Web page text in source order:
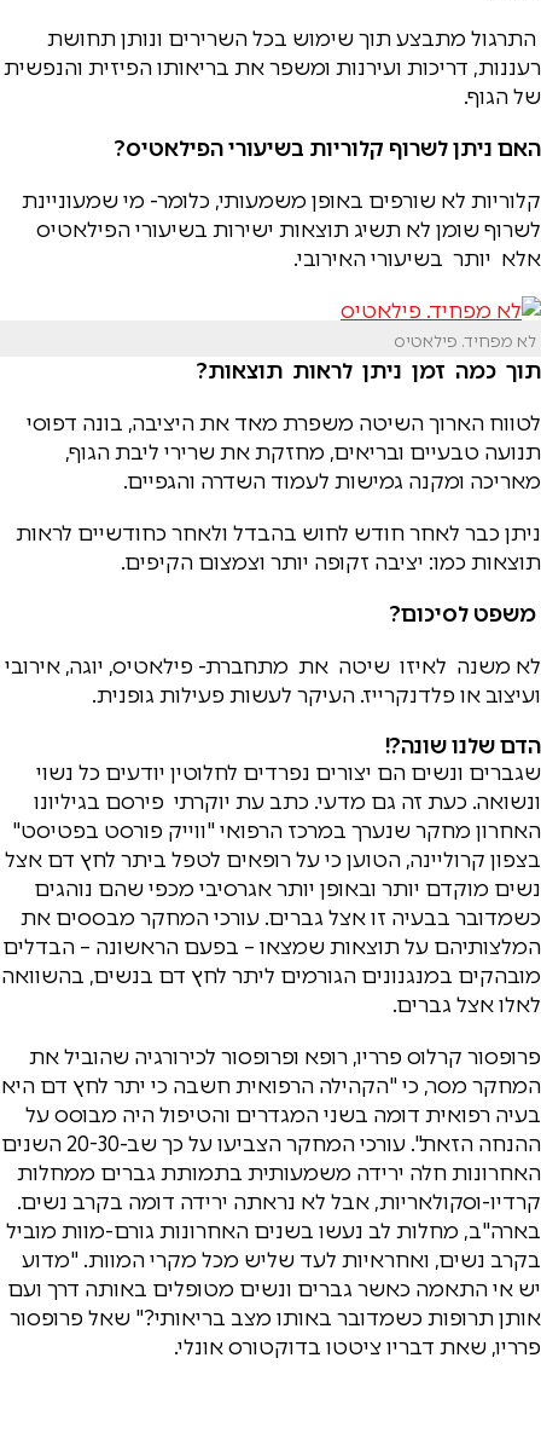
התרגול מתבצע תוך שימוש בכל השרירים ונותן תחושת
רעננות, דריכות ועירנות ומשפר את בריאותו הפיזית והנפשית
של הגוף.
האם ניתן לשרוף קלוריות בשיעורי הפילאטיס?
קלוריות לא שורפים באופן משמעותי, כלומר- מי שמעוניינת
לשרוף שומן לא תשיג תוצאות ישירות בשיעורי הפילאטיס
אלא יותר בשיעורי האירובי.
לא מפחיד. פילאטיס
תוך כמה זמן ניתן לראות תוצאות?
לטווח הארוך השיטה משפרת מאד את היציבה, בונה דפוסי
תנועה טבעיים ובריאים, מחזקת את שרירי ליבת הגוף,
מאריכה ומקנה גמישות לעמוד השדרה והגפיים.
ניתן כבר לאחר חודש לחוש בהבדל ולאחר כחודשיים לראות
תוצאות כמו: יציבה זקופה יותר וצמצום הקיפים.
משפט לסיכום?
לא משנה לאיזו שיטה את מתחברת- פילאטיס, יוגה, אירובי
ועיצוב או פלדנקרייז. העיקר לעשות פעילות גופנית.
הדם שלנו שונה?!
שגברים ונשים הם יצורים נפרדים לחלוטין יודעים כל נשוי
ונשואה. כעת זה גם מדעי. כתב עת יוקרתי פירסם בגיליונו
האחרון מחקר שנערך במרכז הרפואי "ווייק פורסט בפטיסט"
בצפון קרוליינה, הטוען כי על רופאים לטפל ביתר לחץ דם אצל
נשים מוקדם יותר ובאופן יותר אגרסיבי מכפי שהם נוהגים
כשמדובר בבעיה זו אצל גברים. עורכי המחקר מבססים את
המלצותיהם על תוצאות שמצאו – בפעם הראשונה – הבדלים
מובהקים במנגנונים הגורמים ליתר לחץ דם בנשים, בהשוואה
לאלו אצל גברים.
פרופסור קרלוס פרריו, רופא ופרופסור לכירורגיה שהוביל את
המחקר מסר, כי "הקהילה הרפואית חשבה כי יתר לחץ דם היא
בעיה רפואית דומה בשני המגדרים והטיפול היה מבוסס על
ההנחה הזאת". עורכי המחקר הצביעו על כך שב-20-30 השנים
האחרונות חלה ירידה משמעותית בתמותת גברים ממחלות
קרדיו-וסקולאריות, אבל לא נראתה ירידה דומה בקרב נשים.
בארה"ב, מחלות לב נעשו בשנים האחרונות גורם-מוות מוביל
בקרב נשים, ואחראיות לעד שליש מכל מקרי המוות. "מדוע
יש אי התאמה כאשר גברים ונשים מטופלים באותה דרך ועם
אותן תרופות כשמדובר באותו מצב בריאותי?" שאל פרופסור
פרריו, שאת דבריו ציטטו בדוקטורס אונלי.